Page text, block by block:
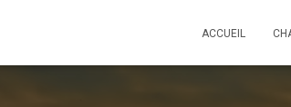
ACCUEIL